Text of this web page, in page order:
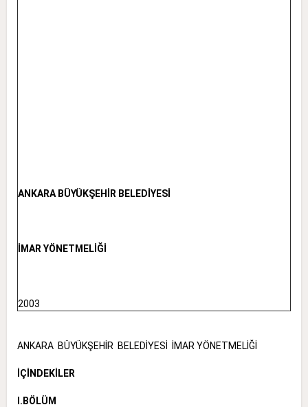
ANKARA BÜYÜKŞEHİR BELEDİYESİ
İMAR YÖNETMELİĞİ
2003
ANKARA BÜYÜKŞEHİR BELEDİYESİ İMAR YÖNETMELİĞİ
İÇİNDEKİLER
I.BÖLÜM